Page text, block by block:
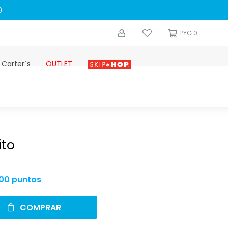
OUTLET Skip-hop
PYG 0
puntos
COMPRAR